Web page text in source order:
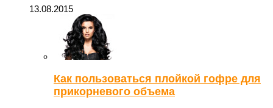
13.08.2015
Как пользоваться плойкой гофре для
прикорневого объема